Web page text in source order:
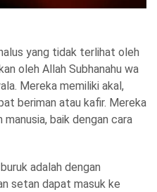
yang tidak terlihat oleh
oleh Allah Subhanahu wa
Mereka memiliki akal,
beriman atau kafir. Mereka
baik dengan cara
adalah dengan
setan dapat masuk ke